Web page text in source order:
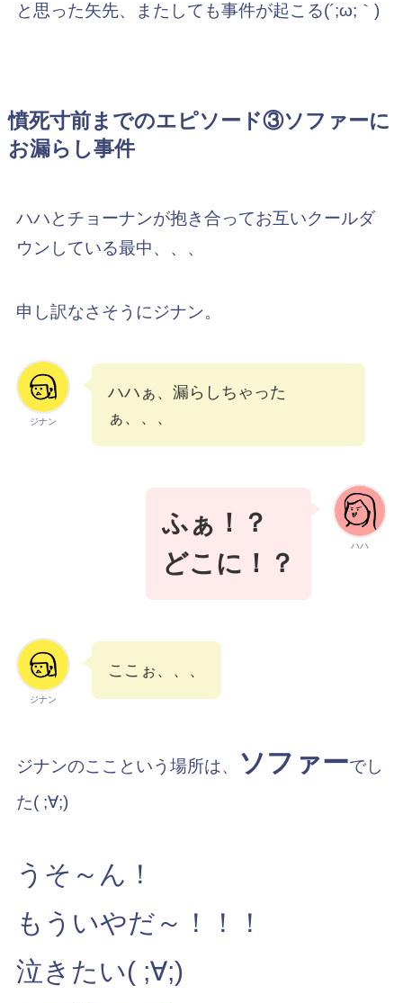
と思った矢先、またしても事件が起こる(´;ω;｀)
憤死寸前までのエピソード③ソファーに
お漏らし事件
ハハとチョーナンが抱き合ってお互いクールダ
ウンしている最中、、、
申し訳なさそうにジナン。
ジナン
ハハぁ、漏らしちゃった
ぁ、、、
ハハ
ふぁ！？
どこに！？
ジナン
ここぉ、、、
ジナンのここという場所は、 ソファーでし
た( ;∀;)
うそ～ん！
もういやだ～！！！
泣きたい( ;∀;)